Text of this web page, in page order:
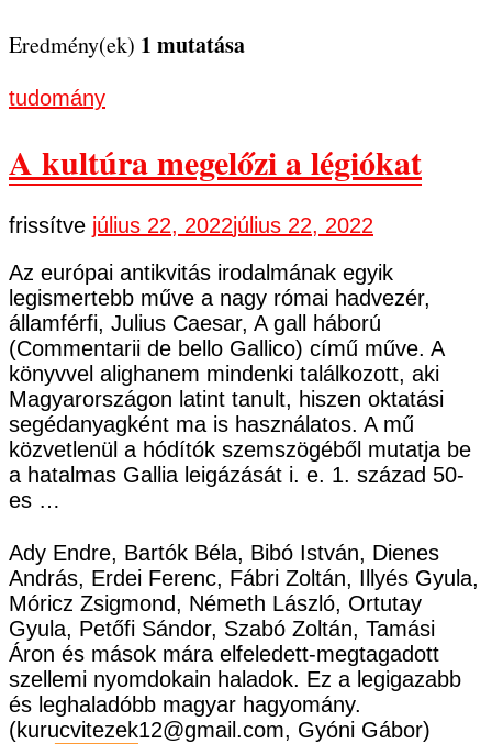
Eredmény(ek) 1 mutatása
tudomány
A kultúra megelőzi a légiókat
frissítve július 22, 2022július 22, 2022
Az európai antikvitás irodalmának egyik
legismertebb műve a nagy római hadvezér,
államférfi, Julius Caesar, A gall háború
(Commentarii de bello Gallico) című műve. A
könyvvel alighanem mindenki találkozott, aki
Magyarországon latint tanult, hiszen oktatási
segédanyagként ma is használatos. A mű
közvetlenül a hódítók szemszögéből mutatja be
a hatalmas Gallia leigázását i. e. 1. század 50-
es …
Ady Endre, Bartók Béla, Bibó István, Dienes
András, Erdei Ferenc, Fábri Zoltán, Illyés Gyula,
Móricz Zsigmond, Németh László, Ortutay
Gyula, Petőfi Sándor, Szabó Zoltán, Tamási
Áron és mások mára elfeledett-megtagadott
szellemi nyomdokain haladok. Ez a legigazabb
és leghaladóbb magyar hagyomány.
(kurucvitezek12@gmail.com, Gyóni Gábor)